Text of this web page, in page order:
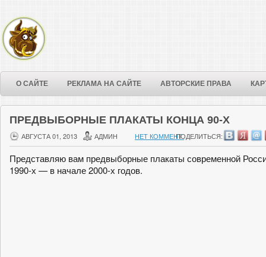
О САЙТЕ РЕКЛАМА НА САЙТЕ АВТОРСКИЕ ПРАВА
ПРЕДВЫБОРНЫЕ ПЛАКАТЫ КОНЦА 90-Х
АВГУСТА 01, 2013 АДМИН НЕТ КОММЕНТ.ПОДЕЛИТЬСЯ:
Представляю вам предвыборные плакаты современной
1990-х — в начале 2000-х годов.